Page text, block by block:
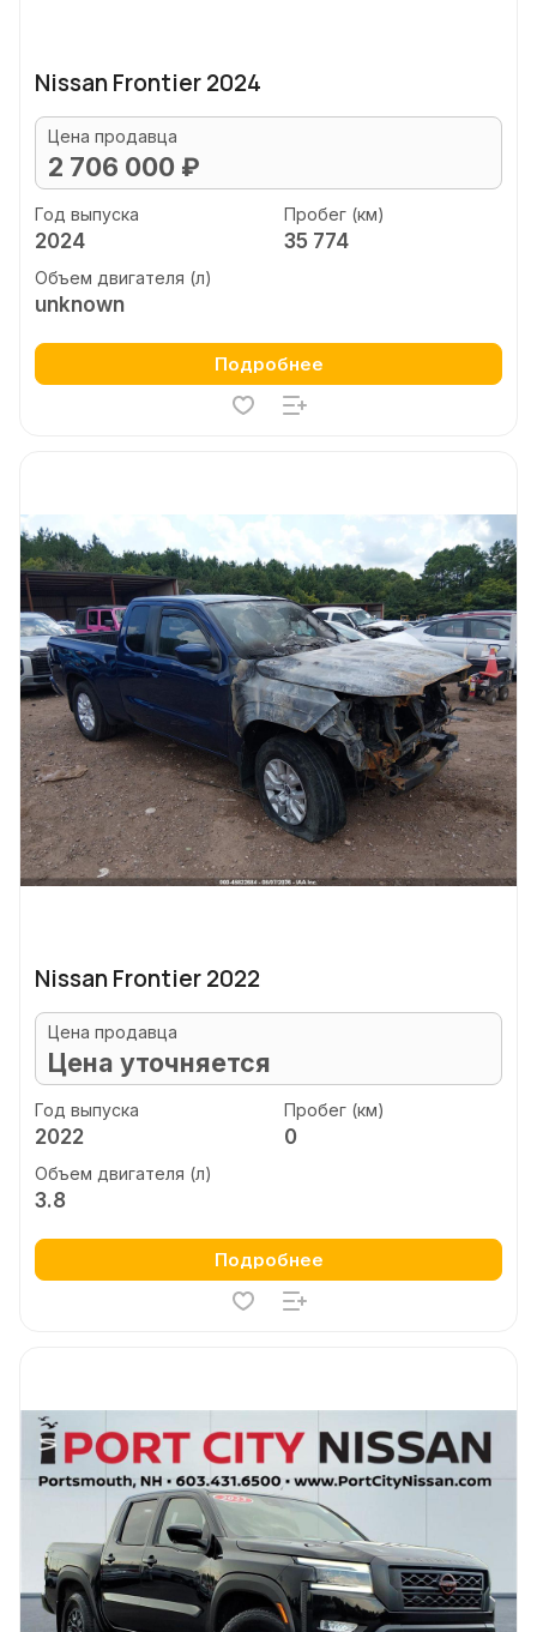
Nissan Frontier 2024
Цена продавца
2 706 000 ₽
Год выпуска
2024
Пробег (км)
35 774
Объем двигателя (л)
unknown
Подробнее
Nissan Frontier 2022
Цена продавца
Цена уточняется
Год выпуска
2022
Пробег (км)
0
Объем двигателя (л)
3.8
Подробнее